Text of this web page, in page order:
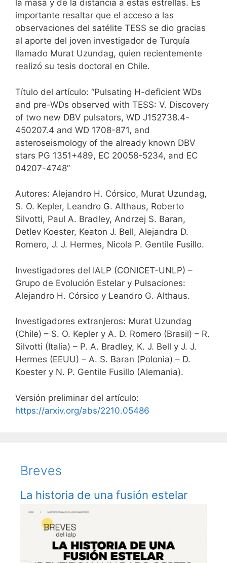
la masa y de la distancia a estas estrellas. Es
importante resaltar que el acceso a las
observaciones del satélite TESS se dio gracias
al aporte del joven investigador de Turquía
llamado Murat Uzundag, quien recientemente
realizó su tesis doctoral en Chile.
Título del artículo: “Pulsating H-deficient WDs
and pre-WDs observed with TESS: V. Discovery
of two new DBV pulsators, WD J152738.4-
450207.4 and WD 1708-871, and
asteroseismology of the already known DBV
stars PG 1351+489, EC 20058-5234, and EC
04207-4748”
Autores: Alejandro H. Córsico, Murat Uzundag,
S. O. Kepler, Leandro G. Althaus, Roberto
Silvotti, Paul A. Bradley, Andrzej S. Baran,
Detlev Koester, Keaton J. Bell, Alejandra D.
Romero, J. J. Hermes, Nicola P. Gentile Fusillo.
Investigadores del IALP (CONICET-UNLP) –
Grupo de Evolución Estelar y Pulsaciones:
Alejandro H. Córsico y Leandro G. Althaus.
Investigadores extranjeros: Murat Uzundag
(Chile) – S. O. Kepler y A. D. Romero (Brasil) – R.
Silvotti (Italia) – P. A. Bradley, K. J. Bell y J. J.
Hermes (EEUU) – A. S. Baran (Polonia) – D.
Koester y N. P. Gentile Fusillo (Alemania).
Versión preliminar del artículo:
https://arxiv.org/abs/2210.05486
Breves
La historia de una fusión estelar